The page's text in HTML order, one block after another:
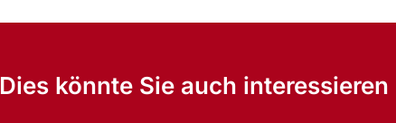
Dies könnte Sie auch interessieren